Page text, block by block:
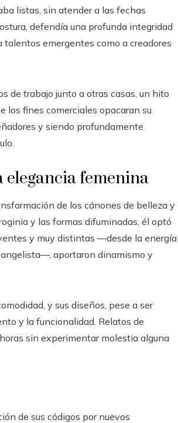
listas, sin atender a las fechas
defendía una profunda integridad
emergentes como a creadores
de trabajo junto a otras casas, un hito
los fines comerciales opacaran su
y siendo profundamente
femenina
de los cánones de belleza y
y las formas difuminadas, él optó
y muy distintas —desde la energía
aportaron dinamismo y
y sus diseños, pese a ser
y la funcionalidad. Relatos de
sin experimentar molestia alguna
de sus códigos por nuevos